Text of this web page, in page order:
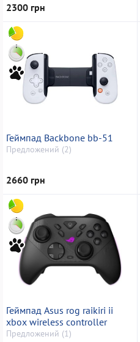
2300 грн
Геймпад Backbone bb-51
Предложений (2)
2660 грн
Геймпад Asus rog raikiri ii
xbox wireless controller
Предложений (1)